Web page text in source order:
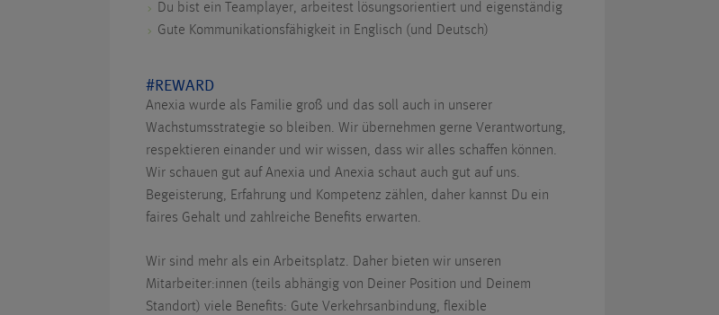
Du bist ein Teamplayer, arbeitest lösungsorientiert und eigenständig
Gute Kommunikationsfähigkeit in Englisch (und Deutsch)
#REWARD
Anexia wurde als Familie groß und das soll auch in unserer
Wachstumsstrategie so bleiben. Wir übernehmen gerne Verantwortung,
respektieren einander und wir wissen, dass wir alles schaffen können.
Wir schauen gut auf Anexia und Anexia schaut auch gut auf uns.
Begeisterung, Erfahrung und Kompetenz zählen, daher kannst Du ein
faires Gehalt und zahlreiche Benefits erwarten.
Wir sind mehr als ein Arbeitsplatz. Daher bieten wir unseren
Mitarbeiter:innen (teils abhängig von Deiner Position und Deinem
Standort) viele Benefits: Gute Verkehrsanbindung, flexible